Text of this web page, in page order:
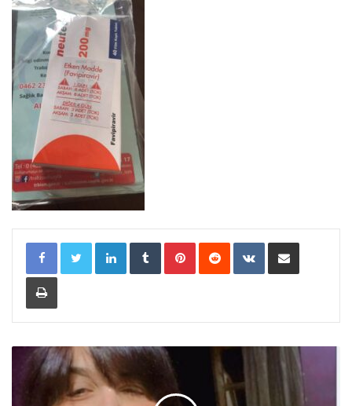
LinkedInTumblr PinterestReddit VKontakteShare via Email
Print